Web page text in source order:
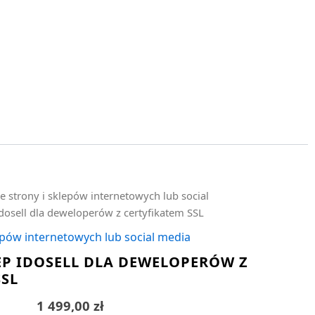
strony i sklepów internetowych lub social
dla deweloperów z certyfikatem SSL
internetowych lub social media
IDOSELL DLA DEWELOPERÓW Z
1 499,00 zł